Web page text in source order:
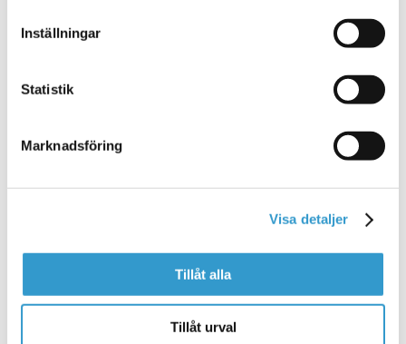
Inställningar
Statistik
Marknadsföring
Visa detaljer
Tillåt alla
Tillåt urval
Garagegolv Premium
Bredd 4,5 meter
Bredd 5,0 meter
Portar för avhämtning direkt hos Mellby Home
Tillverkare: Wisniowski
Lagergarage